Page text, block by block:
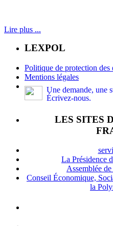
Lire plus ...
LEXPOL
Politique de protection des
Mentions légales
Une demande, une
Écrivez-nous.
LES SITES
La Présidence
Assemblée
Conseil Économique,
la